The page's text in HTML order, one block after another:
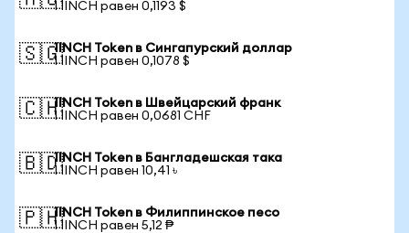
1 1INCH равен 0,1193 $
🇸🇬1INCH Token в Сингапурский доллар
1 1INCH равен 0,1078 $
🇨🇭1INCH Token в Швейцарский франк
1 1INCH равен 0,0681 CHF
🇧🇩1INCH Token в Бангладешская така
1 1INCH равен 10,41 ৳
🇵🇭1INCH Token в Филиппинское песо
1 1INCH равен 5,12 ₱